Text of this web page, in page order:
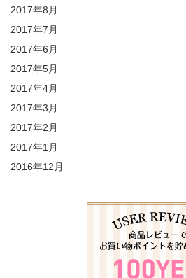
2017年8月
2017年7月
2017年6月
2017年5月
2017年4月
2017年3月
2017年2月
2017年1月
2016年12月